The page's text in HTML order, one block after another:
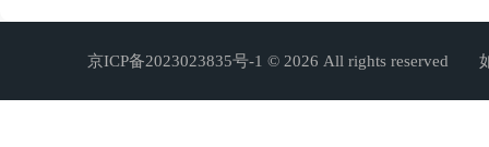
京ICP备2023023835号-1 © 2026 All rights reserved 如